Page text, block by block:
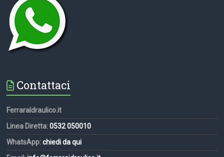
Contattaci
FerraraIdraulico.it
Linea Diretta:0532 050010
WhatsApp:chiedi da qui